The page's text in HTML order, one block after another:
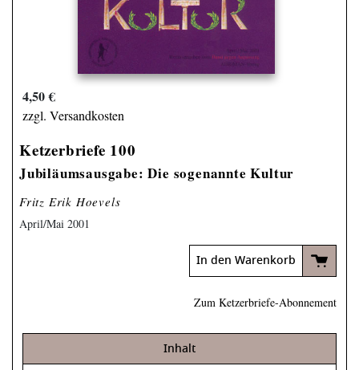
4,50 €
zzgl. Versandkosten
Ketzerbriefe 100
Jubiläumsausgabe: Die sogenannte Kultur
Fritz Erik Hoevels
April/Mai 2001
In den Warenkorb
Zum Ketzerbriefe-Abonnement
Inhalt